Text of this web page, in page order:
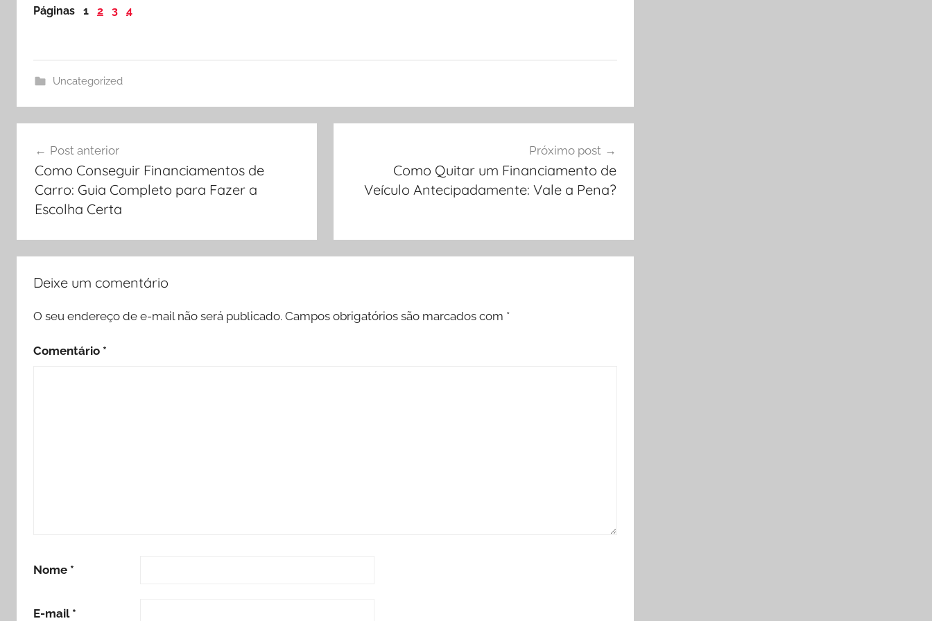
Páginas 1 2 3 4
Uncategorized
de
Post
Post anterior
Como Conseguir Financiamentos de
Carro: Guia Completo para Fazer a
Escolha Certa
Próximo post
Como Quitar um Financiamento de
Veículo Antecipadamente: Vale a Pena?
Deixe um comentário
O seu endereço de e-mail não será publicado. Campos obrigatórios são marcados com *
Comentário *
Nome *
E-mail *